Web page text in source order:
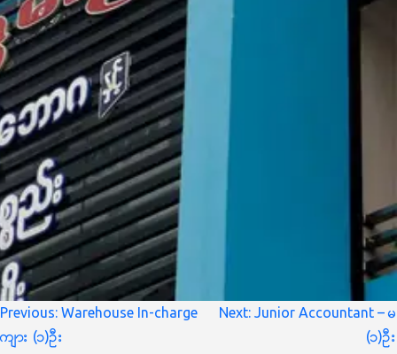
Post
navigation
Previous: Warehouse In-charge
ကျား (၁)ဦး
Next: Junior Accountant – မ
(၁)ဦး